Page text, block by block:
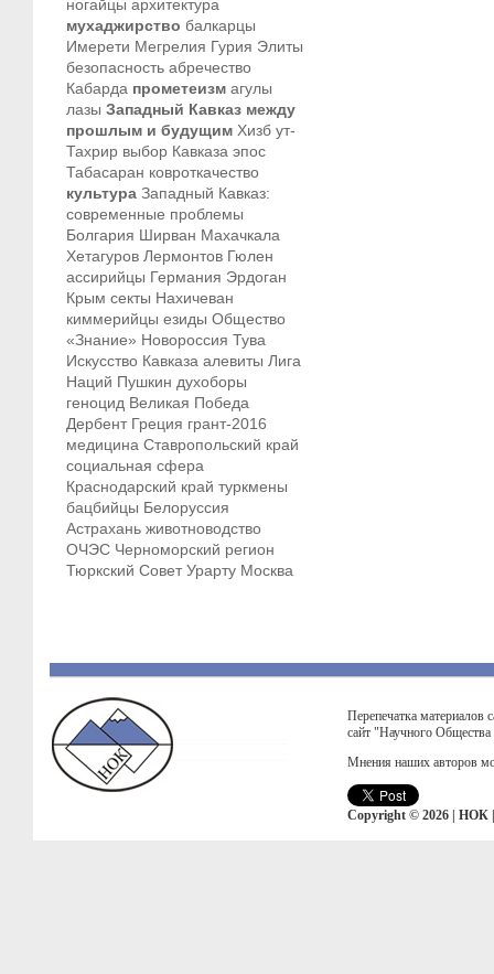
ногайцы архитектура
мухаджирство балкарцы
Имерети Мегрелия Гурия Элиты
безопасность абречество
Кабарда прометеизм агулы
лазы Западный Кавказ между
прошлым и будущим Хизб ут-
Тахрир выбор Кавказа эпос
Табасаран ковроткачество
культура Западный Кавказ:
современные проблемы
Болгария Ширван Махачкала
Хетагуров Лермонтов Гюлен
ассирийцы Германия Эрдоган
Крым секты Нахичеван
киммерийцы езиды Общество
«Знание» Новороссия Тува
Искусство Кавказа алевиты Лига
Наций Пушкин духоборы
геноцид Великая Победа
Дербент Греция грант-2016
медицина Ставропольский край
социальная сфера
Краснодарский край туркмены
бацбийцы Белоруссия
Астрахань животноводство
ОЧЭС Черноморский регион
Тюркский Совет Урарту Москва
Перепечатка материалов
сайт "Научного
Мнения наших авторов
Copyright © 2026 | НОК